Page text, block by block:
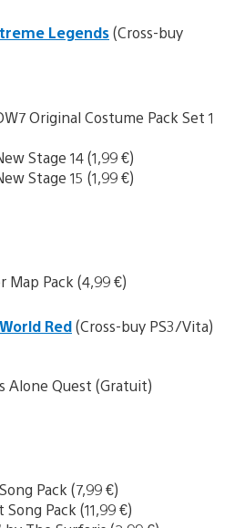
Legends(Cross-buy
Original Costume Pack Set 1
Stage 14 (1,99 €)
Stage 15 (1,99 €)
Map Pack (4,99 €)
Red(Cross-buy PS3/Vita)
Alone Quest (Gratuit)
Pack (7,99 €)
Pack (11,99 €)